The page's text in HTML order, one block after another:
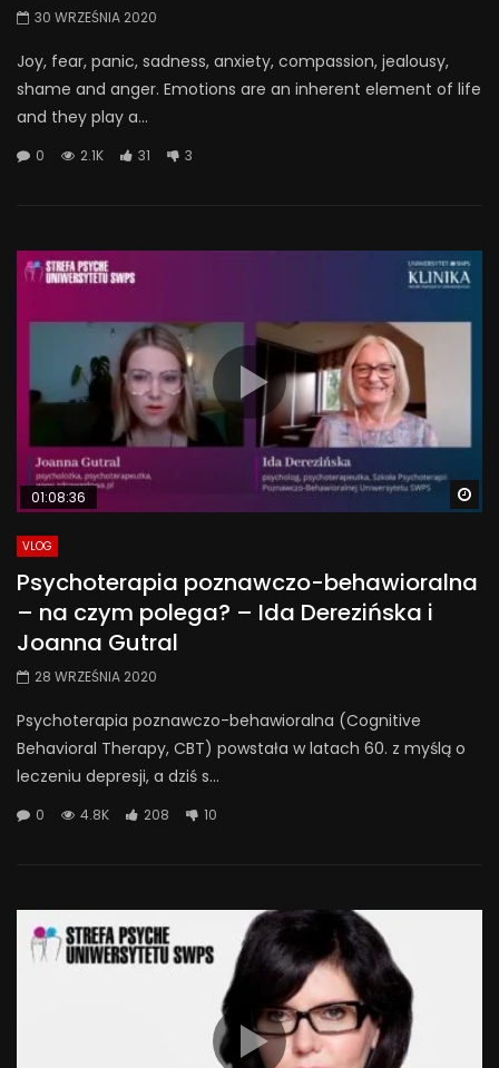
30 WRZEŚNIA 2020
Joy, fear, panic, sadness, anxiety, compassion, jealousy,
shame and anger. Emotions are an inherent element of life
and they play a...
0 2.1K 31 3
01:08:36
VLOG
Psychoterapia poznawczo-behawioralna
– na czym polega? – Ida Derezińska i
Joanna Gutral
28 WRZEŚNIA 2020
Psychoterapia poznawczo-behawioralna (Cognitive
Behavioral Therapy, CBT) powstała w latach 60. z myślą o
leczeniu depresji, a dziś s...
0 4.8K 208 10